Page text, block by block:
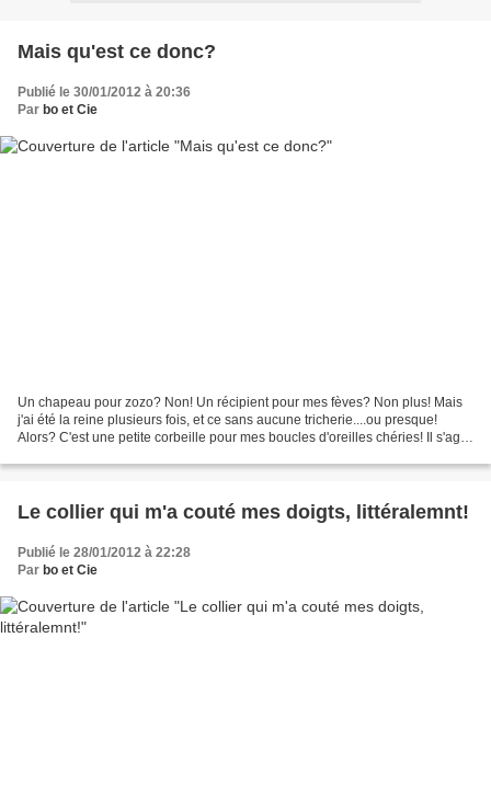
Mais qu'est ce donc?
Publié le 30/01/2012 à 20:36
Par bo et Cie
Un chapeau pour zozo? Non! Un récipient pour mes fèves? Non plus! Mais
j'ai été la reine plusieurs fois, et ce sans aucune tricherie....ou presque!
Alors? C'est une petite corbeille pour mes boucles d'oreilles chéries! Il s'agit
Le collier qui m'a couté mes doigts, littéralemnt!
Publié le 28/01/2012 à 22:28
Par bo et Cie